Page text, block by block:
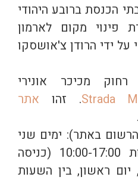
הכנסת ברובע היהודי
פינוי מקום לארמון
על ידי הרודן צ'אושסקו
מכיכר אונירי
Strada. זהו אתר
באתר): ימים שני
עד חמישי, בין השעות 10:00-17:00 (כניסה
בשעה 16:30), יום ראשון, בין השעות